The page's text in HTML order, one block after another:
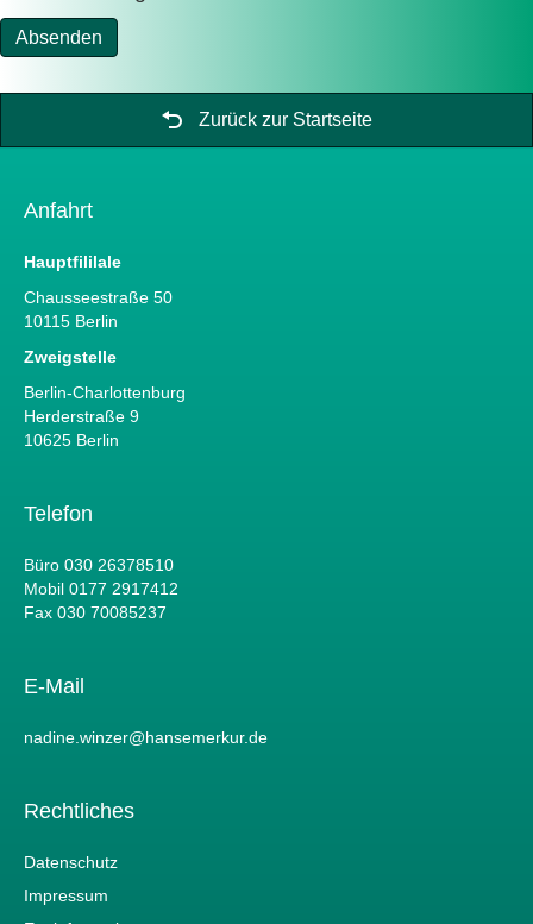
Zurück zur Startseite
Anfahrt
Hauptfililale
Chausseestraße 50
10115 Berlin
Zweigstelle
Berlin-Charlottenburg
Herderstraße 9
10625 Berlin
Telefon
Büro 030 26378510
Mobil 0177 2917412
Fax 030 70085237
E-Mail
nadine.winzer@hansemerkur.de
Rechtliches
Datenschutz
Impressum